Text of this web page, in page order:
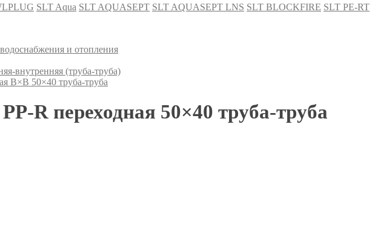
SLT Aqua SLT AQUASEPT SLT AQUASEPT LNS SLT BLOCKFIRE SLT PE-RT
и отопления
(труба-труба)
В×В 50×40 труба-труба
R переходная 50×40 труба-труба